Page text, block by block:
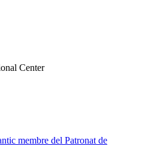
Center
membre del Patronat de